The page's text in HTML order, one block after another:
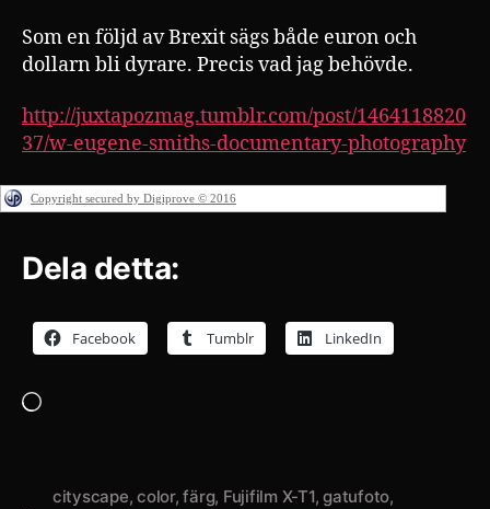
Som en följd av Brexit sägs både euron och
dollarn bli dyrare. Precis vad jag behövde.
http://juxtapozmag.tumblr.com/post/1464118820
37/w-eugene-smiths-documentary-photography
Copyright secured by Digiprove © 2016
Dela detta:
Facebook Tumblr LinkedIn
cityscape,color,färg, Fujifilm X-T1,gatufoto,